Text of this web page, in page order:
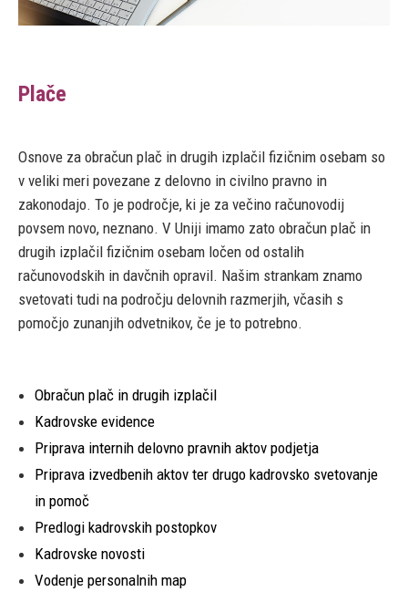
Plače
Osnove za obračun plač in drugih izplačil fizičnim osebam so
v veliki meri povezane z delovno in civilno pravno in
zakonodajo. To je področje, ki je za večino računovodij
povsem novo, neznano. V Uniji imamo zato obračun plač in
drugih izplačil fizičnim osebam ločen od ostalih
računovodskih in davčnih opravil. Našim strankam znamo
svetovati tudi na področju delovnih razmerjih, včasih s
pomočjo zunanjih odvetnikov, če je to potrebno.
Obračun plač in drugih izplačil
Kadrovske evidence
Priprava internih delovno pravnih aktov podjetja
Priprava izvedbenih aktov ter drugo kadrovsko svetovanje
in pomoč
Predlogi kadrovskih postopkov
Kadrovske novosti
Vodenje personalnih map